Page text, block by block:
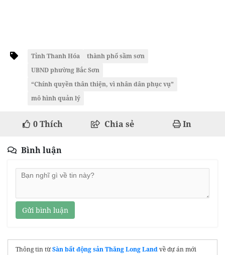
Tỉnh Thanh Hóa
thành phố sầm sơn
UBND phường Bắc Sơn
“Chính quyền thân thiện, vì nhân dân phục vụ”
mô hình quản lý
0Thích Chia sẻ In
Bình luận
Gửi bình luận
Thông tin từSàn bất động sản Thăng Long Landvề dự án mới